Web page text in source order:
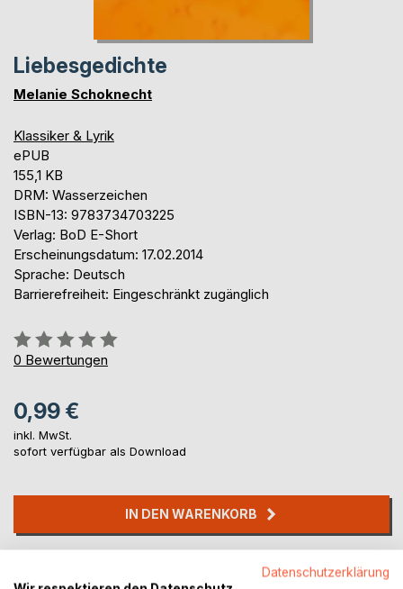
Liebesgedichte
Melanie Schoknecht
Klassiker & Lyrik
ePUB
155,1 KB
DRM: Wasserzeichen
ISBN-13: 9783734703225
Verlag: BoD E-Short
Erscheinungsdatum: 17.02.2014
Sprache: Deutsch
Barrierefreiheit: Eingeschränkt zugänglich
Bewertung::
0%
0 Bewertungen
0,99 €
inkl. MwSt.
sofort verfügbar als Download
IN DEN WARENKORB
Titel bewerten
Datenschutzerklärung